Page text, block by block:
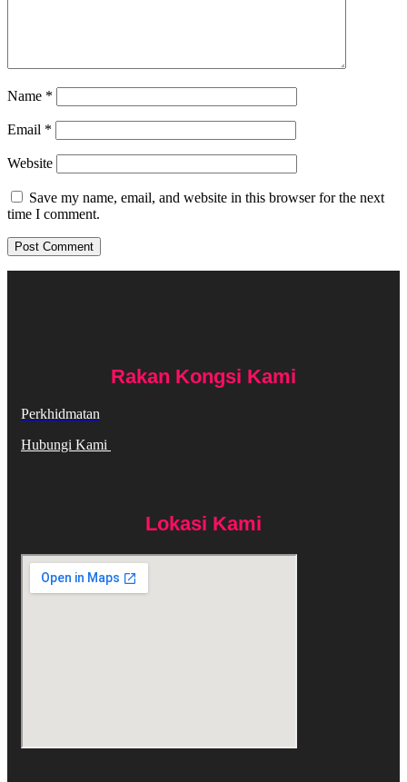
Name *
Email *
Website
Save my name, email, and website in this browser for the next
time I comment.
Rakan Kongsi Kami
Perkhidmatan
Hubungi Kami
Lokasi Kami